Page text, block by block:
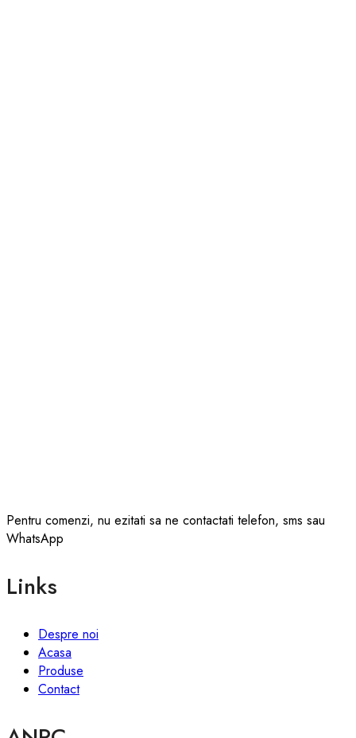
Pentru comenzi, nu ezitati sa ne contactati telefon, sms sau
WhatsApp
Links
Despre noi
Acasa
Produse
Contact